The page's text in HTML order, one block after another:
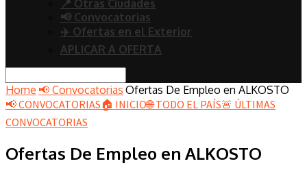
📍 Otras Ciudades
📢 Convocatorias
✈️ Ofertas en el Exterior
APLICAR A OFERTA
Home 📢 Convocatorias Ofertas De Empleo en ALKOSTO
📢 CONVOCATORIAS 🏠 INICIO🌐 TODO EL PAÍS🚨 ÚLTIMAS
CONVOCATORIAS
Ofertas De Empleo en ALKOSTO